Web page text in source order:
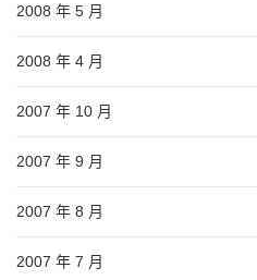
2008 年 5 月
2008 年 4 月
2007 年 10 月
2007 年 9 月
2007 年 8 月
2007 年 7 月